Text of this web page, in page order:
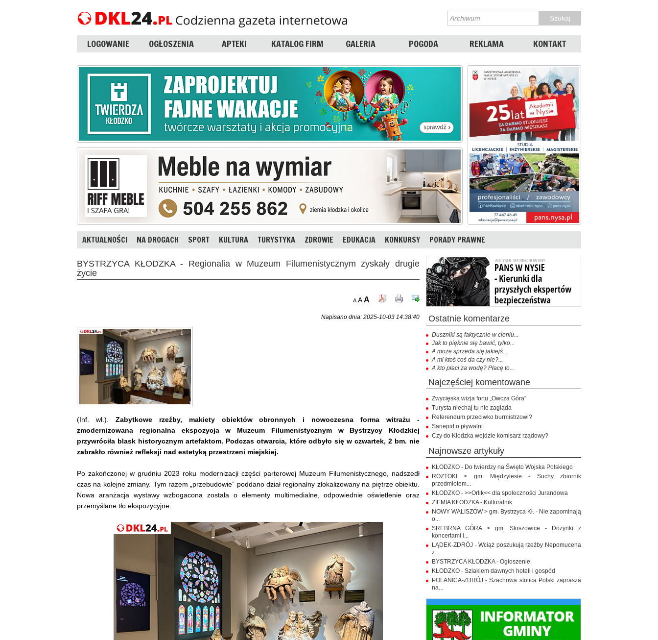
LOGOWANIE OGŁOSZENIA APTEKI KATALOG FIRM GALERIA POGODA REKLAMA KONTAKT
AKTUALNOŚCI NA DROGACH SPORT KULTURA TURYSTYKA ZDROWIE EDUKACJA KONKURSY PORADY PRAWNE
BYSTRZYCA KŁODZKA - Regionalia w Muzeum Filumenistycznym zyskały drugie
życie
A AA
Napisano dnia: 2025-10-03 14:38:40
(Inf. wł.). Zabytkowe rzeźby, makiety obiektów obronnych i nowoczesna forma witrażu -
zmodernizowana regionalna ekspozycja w Muzeum Filumenistycznym w Bystrzycy Kłodzkiej
przywróciła blask historycznym artefaktom. Podczas otwarcia, które odbyło się w czwartek, 2 bm. nie
zabrakło również refleksji nad estetyką przestrzeni miejskiej.
Po zakończonej w grudniu 2023 roku modernizacji części parterowej Muzeum Filumenistycznego, nadszedł
czas na kolejne zmiany. Tym razem „przebudowie” poddano dział regionalny zlokalizowany na piętrze obiektu.
Nowa aranżacja wystawy wzbogacona została o elementy multimedialne, odpowiednie oświetlenie oraz
przemyślane tło ekspozycyjne.
ostatnie komentarze
Duszniki są faktycznie w cieniu...
Jak to pięknie się bawić, tylko...
A może sprzeda się jakiejś...
A mi ktoś coś da czy nie?...
A kto płaci za wodę? Płacę to...
najczęściej komentowane
Zwycięska wizja fortu „Owcza Góra”
Turysta niechaj tu nie zagląda
Referendum przeciwko burmistrzowi?
Sanepid o pływalni
Czy do Kłodzka wejdzie komisarz rządowy?
najnowsze artykuły
KŁODZKO - Do twierdzy na Święto Wojska Polskiego
ROZTOKI > gm. Międzylesie - Suchy zbiornik
przedmiotem...
KŁODZKO - >>Orlik<< dla społeczności Jurandowa
ZIEMIA KŁODZKA - Kulturalnik
NOWY WALISZÓW > gm. Bystrzyca Kł. - Nie zapominają
o...
SREBRNA GÓRA > gm. Stoszowice - Dożynki z
koncertami i...
LĄDEK-ZDRÓJ - Wciąż poszukują rzeźby Nepomucena
z...
BYSTRZYCA KŁODZKA - Ogłoszenie
KŁODZKO - Szlakiem dawnych hoteli i gospód
POLANICA-ZDRÓJ - Szachowa stolica Polski zaprasza
na...